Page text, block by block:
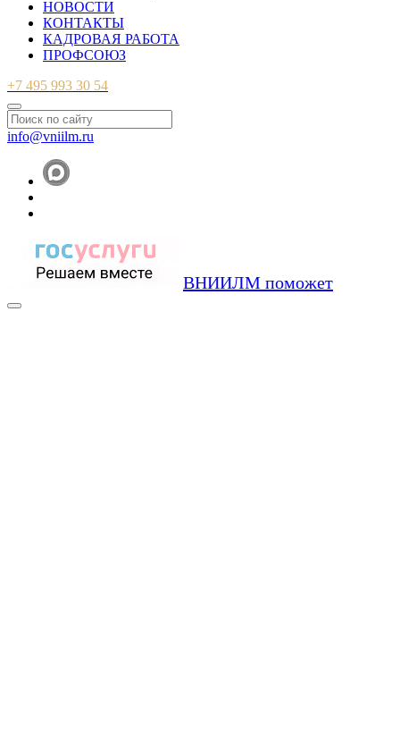
НОВОСТИ
КОНТАКТЫ
КАДРОВАЯ РАБОТА
ПРОФСОЮЗ
+7 495 993 30 54
info@vniilm.ru
ВНИИЛМ поможет